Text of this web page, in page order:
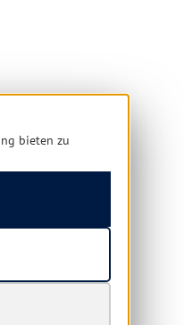
bieten zu